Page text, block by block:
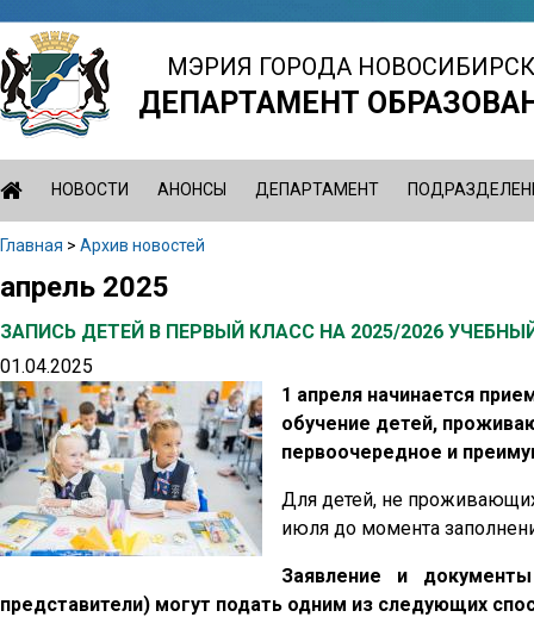
Jump
to
navigation
МЭРИЯ ГОРОДА
ДЕПАРТАМЕНТ
НОВОСТИ АНОНСЫ ДЕПАРТАМЕНТ
Главная > Архив новостей
Back
top
апрель 2025
ЗАПИСЬ ДЕТЕЙ В ПЕРВЫЙ КЛАСС НА 2025/2026
01.04.2025
1 апреля начинается
обучение детей,
первоочередное и
Для детей, не проживающих
июля до момента
Заявление и
представители) могут подать одним из следующих